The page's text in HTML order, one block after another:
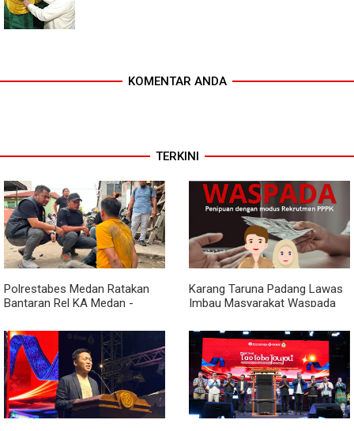
KOMENTAR ANDA
TERKINI
Polrestabes Medan Ratakan
Bantaran Rel KA Medan -
Narkoba, Sita 3 Kg Ganja dan
Sejumlah Paket Sabu
Karang Taruna Padang Lawas
Imbau Masyarakat Waspada